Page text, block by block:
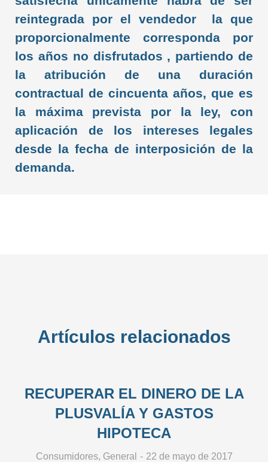
reintegrada por el vendedor la que
proporcionalmente corresponda por
los años no disfrutados , partiendo de
la atribución de una duración
contractual de cincuenta años, que es
la máxima prevista por la ley, con
aplicación de los intereses legales
desde la fecha de interposición de la
demanda.
Artículos relacionados
RECUPERAR EL DINERO DE LA
PLUSVALÍA Y GASTOS
HIPOTECA
Consumidores, General 22 de mayo de 2017